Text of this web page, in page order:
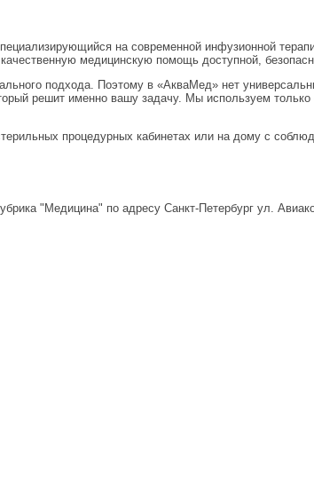
на современной инфузионной
медицинскую помощь доступной,
подхода. Поэтому в «АкваМед» нет
решит именно вашу задачу. Мы используем
процедурных кабинетах или на дому с
"Медицина" по адресу Санкт-Петербург ул.